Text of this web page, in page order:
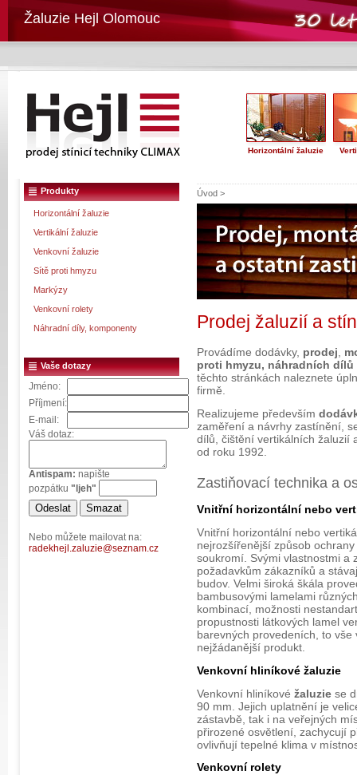
Žaluzie Hejl Olomouc
Horizontální žaluzie
Produkty
Horizontální žaluzie
Vertikální žaluzie
Venkovní žaluzie
Sítě proti hmyzu
Markýzy
Venkovní rolety
Náhradní díly, komponenty
Vaše dotazy
Jméno:
Příjmení:
E-mail:
Váš dotaz:
Antispam: napište
pozpátku "ljeh"
Nebo můžete mailovat na:
radekhejl.zaluzie@seznam.cz
Úvod >
Prodej žaluzií a
Provádíme dodávky, prodej
proti hmyzu, náhradních dílů
těchto stránkách naleznete
firmě.
Realizujeme především
zaměření a návrhy zastínění,
dílů, čištění vertikálních žaluzií
od roku 1992.
Zastiňovací technika a
Vnitřní horizontální nebo
Vnitřní horizontální nebo
nejrozšířenější způsob
soukromí. Svými vlastnostmi a
požadavkům zákazníků a
budov. Velmi široká škála
bambusovými lamelami
kombinací, možnosti
propustnosti látkových lamel
barevných provedeních, to
nejžádanější produkt.
Venkovní hliníkové žaluzie
Venkovní hliníkové žaluzie se
90 mm. Jejich uplatnění je
zástavbě, tak i na veřejných
přirozené osvětlení, zachycují
ovlivňují tepelné klima v
Venkovní rolety